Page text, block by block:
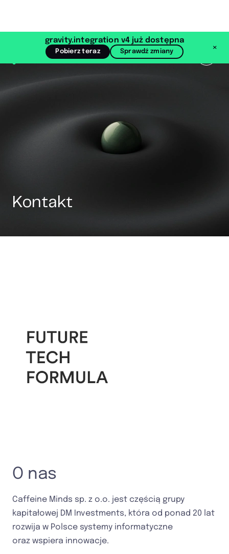
gravity.integration v4 już dostępna
Pobierz teraz Sprawdź zmiany
(otwiera się w nowej karcie)
×
MENU
Kontakt
O nas
Caffeine Minds sp. z o.o. jest częścią grupy
kapitałowej DM Investments, która od ponad 20 lat
rozwija w Polsce systemy informatyczne
oraz wspiera innowacje.